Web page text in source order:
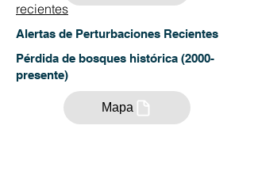
recientes
Alertas de Perturbaciones Recientes
Pérdida de bosques histórica (2000-
presente)
Mapa